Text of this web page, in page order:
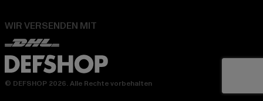
WIR VERSENDEN MIT
© DEFSHOP 2026. Alle Rechte vorbehalten